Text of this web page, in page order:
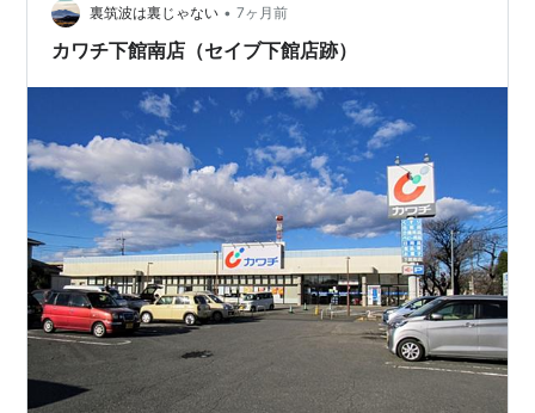
質ランク …
裏筑波は裏じゃない • 7ヶ月前
カワチ下館南店（セイブ下館店跡）